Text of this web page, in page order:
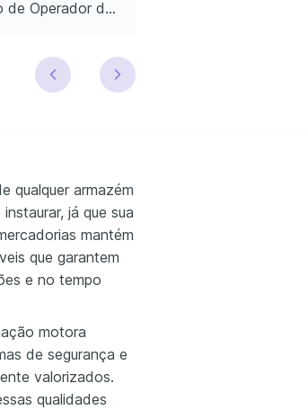
Currículo de Operador de Empilhadeira de Armazém
qualquer armazém
já que sua
mantém
que garantem
e no tempo
motora
de segurança e
valorizados.
qualidades